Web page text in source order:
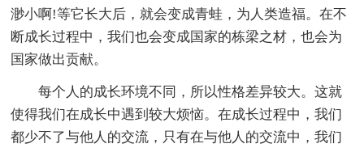
渺小啊!等它长大后，就会变成青蛙，为人类造福。在不
断成长过程中，我们也会变成国家的栋梁之材，也会为
国家做出贡献。
每个人的成长环境不同，所以性格差异较大。这就
使得我们在成长中遇到较大烦恼。在成长过程中，我们
都少不了与他人的交流，只有在与他人的交流中，我们